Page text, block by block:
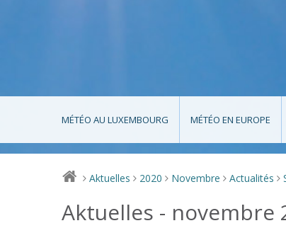
MÉTÉO AU LUXEMBOURG MÉTÉO EN EUROPE
> Aktuelles > 2020 > Novembre > Actualités >
Aktuelles - novembre